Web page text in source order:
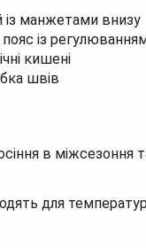
із манжетами внизу
пояс із
кишені
швів
в міжсезоння
для